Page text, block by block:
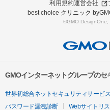
利用規約運営会社
best choice クリニック
©GMO DesignOne,
GMOインターネットグループのセ
世界初総合ネットセキュリティサービ
パスワード漏洩診断
Webサイトリ